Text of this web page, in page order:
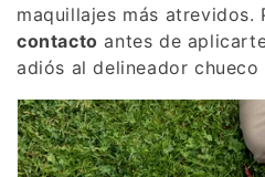
maquillajes más atrevidos.
contacto antes de
adiós al delineador chueco